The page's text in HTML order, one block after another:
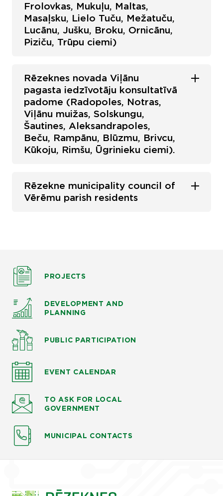
Frolovkas, Mukuļu, Maltas,
Masaļsku, Lielo Tuču, Mežatuču,
Lucānu, Jušku, Broku, Ornicānu,
Piziču, Trūpu ciemi)
Rēzeknes novada Viļānu
pagasta iedzīvotāju konsultatīvā
padome (Radopoles, Notras,
Viļānu muižas, Solskungu,
Šautines, Aleksandrapoles,
Beču, Rampānu, Blūzmu, Brivcu,
Kūkoju, Rimšu, Ūgrinieku ciemi).
Rēzekne municipality council of
Vērēmu parish residents
PROJECTS
DEVELOPMENT AND
PLANNING
PUBLIC PARTICIPATION
EVENT CALENDAR
TO ASK FOR LOCAL
GOVERNMENT
MUNICIPAL CONTACTS